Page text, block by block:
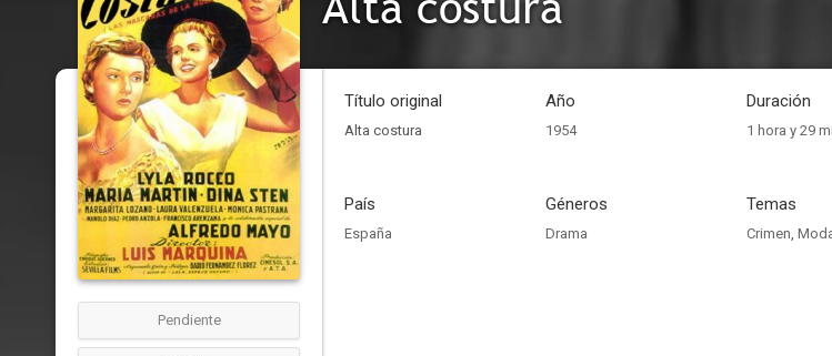
Pendiente
Título original
Alta costura
Año
1954
Duración
1 hora y 29
País
España
Géneros
Drama
Temas
Crimen,